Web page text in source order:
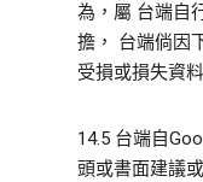
為，屬 台端自
擔， 台端倘因
受損或損失資
14.5 台端自
頭或書面建議